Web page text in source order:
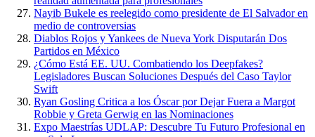
Nayib Bukele es reelegido como presidente de El Salvador en
medio de controversias
Diablos Rojos y Yankees de Nueva York Disputarán Dos
Partidos en México
¿Cómo Está EE. UU. Combatiendo los Deepfakes?
Legisladores Buscan Soluciones Después del Caso Taylor
Swift
Ryan Gosling Critica a los Óscar por Dejar Fuera a Margot
Robbie y Greta Gerwig en las Nominaciones
Expo Maestrías UDLAP: Descubre Tu Futuro Profesional en